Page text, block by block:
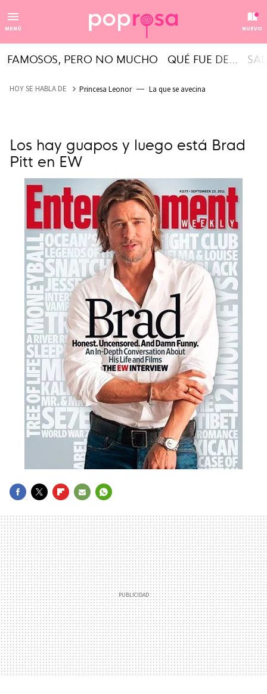
MENÚ NUEVO
FAMOSOS, PERO NO MUCHO QUÉ FUE DE...
HOY SE HABLA DE Princesa Leonor La que se avecina
Los hay guapos y luego está Brad
Pitt en EW
MAIL